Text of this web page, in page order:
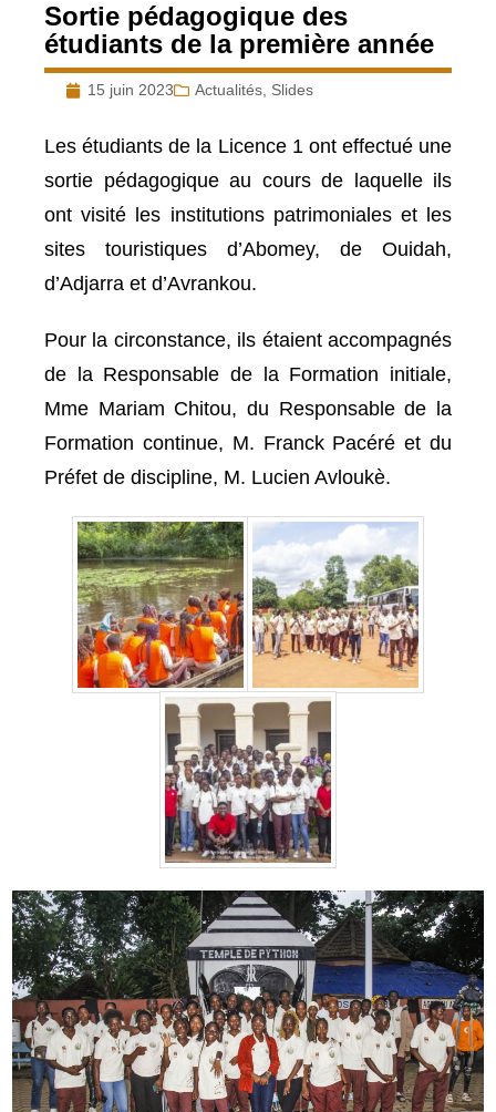
Sortie pédagogique des
étudiants de la première année
15 juin 2023 Actualités Slides
Les étudiants de la Licence 1 ont effectué une
sortie pédagogique au cours de laquelle ils
ont visité les institutions patrimoniales et les
sites touristiques d’Abomey, de Ouidah,
d’Adjarra et d’Avrankou.
Pour la circonstance, ils étaient accompagnés
de la Responsable de la Formation initiale,
Mme Mariam Chitou, du Responsable de la
Formation continue, M. Franck Pacéré et du
Préfet de discipline, M. Lucien Avloukè.